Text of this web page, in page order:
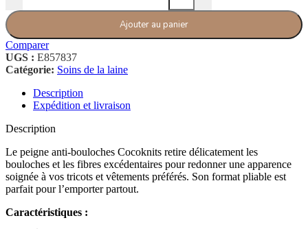
Ajouter au panier
Comparer
UGS : E857837
Catégorie: Soins de la laine
Description
Expédition et livraison
Description
Le peigne anti-bouloches Cocoknits retire délicatement les
bouloches et les fibres excédentaires pour redonner une apparence
soignée à vos tricots et vêtements préférés. Son format pliable est
parfait pour l’emporter partout.
Caractéristiques :